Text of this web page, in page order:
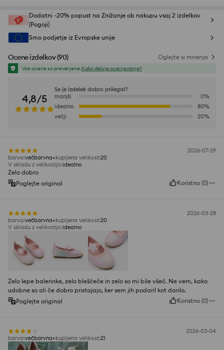
Dodatni -20% popust na Znižanje ob nakupu vsaj 2 izdelkov
(Pogoji)
Smo podjetje iz Evropske unije
Ocene izdelkov(90) Oglejte si mnenja
Vse ocene so preverjene.Kako deluje ocenjevanje?
4,8/5
Se je izdelek dobro prilegal?
manjši
0%
idealno
80%
večji
20%
2026-07-29
barva:večbarvna kupljena velikost:20
V skladu z velikostjo:idealno
Zelo dobro
Poglejte original
Koristno (0)
2026-03-28
barva:večbarvna kupljena velikost:20
V skladu z velikostjo:idealno
Zelo lepe balerinke, zelo bleščeče in zelo so mi bile všeč. Ne vem, kako
udobne so ali če dobro pristajajo, ker sem jih podaril kot darilo.
Poglejte original
Koristno (0)
2026-03-04
barva:večbarvna kupljena velikost:21